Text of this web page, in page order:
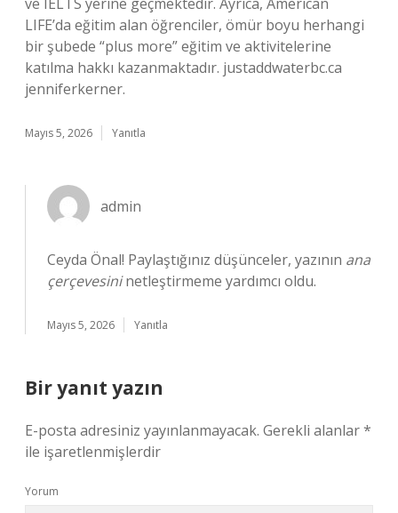
LIFE’da eğitim alan öğrenciler, ömür boyu herhangi
bir şubede “plus more” eğitim ve aktivitelerine
katılma hakkı kazanmaktadır. justaddwaterbc.ca
jenniferkerner.
Mayıs 5, 2026 Yanıtla
admin
Ceyda Önal! Paylaştığınız düşünceler, yazının ana
çerçevesininetleştirmeme yardımcı oldu.
Mayıs 5, 2026 Yanıtla
Bir yanıt yazın
E-posta adresiniz yayınlanmayacak. Gerekli alanlar*
ile işaretlenmişlerdir
Yorum